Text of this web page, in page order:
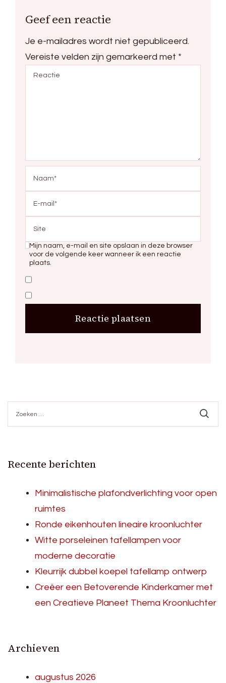
Geef een reactie
Je e-mailadres wordt niet gepubliceerd.
Vereiste velden zijn gemarkeerd met *
Mijn naam, e-mail en site opslaan in deze browser
voor de volgende keer wanneer ik een reactie
plaats.
naar:
Recente berichten
Minimalistische plafondverlichting voor open
ruimtes
Ronde eikenhouten lineaire kroonluchter
Witte porseleinen tafellampen voor
moderne decoratie
Kleurrijk dubbel koepel tafellamp ontwerp
Creëer een Betoverende Kinderkamer met
een Creatieve Planeet Thema Kroonluchter
Archieven
augustus 2026